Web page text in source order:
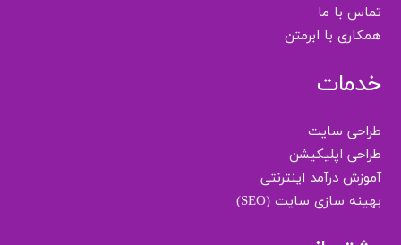
تماس با ما
همکاری با ابرمتن
خدمات
طراحی سایت
طراحی اپلیکیشن
آموزش درآمد اینترنتی
بهینه سازی سایت (SEO)